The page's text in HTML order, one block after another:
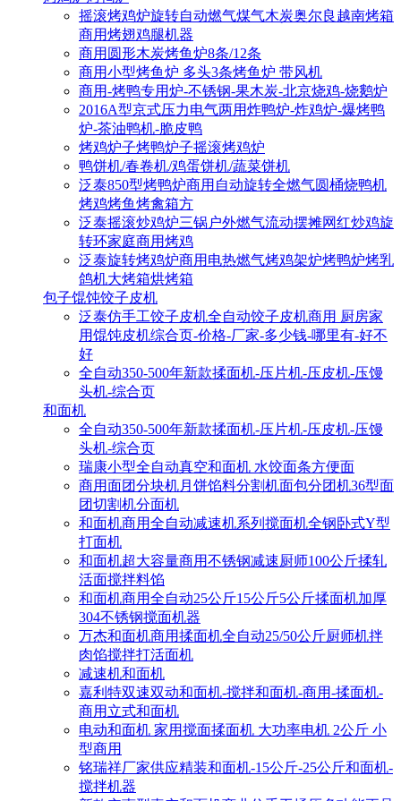
摇滚烤鸡炉旋转自动燃气煤气木炭奥尔良越南烤箱
商用烤翅鸡腿机器
商用圆形木炭烤鱼炉8条/12条
商用小型烤鱼炉 多头3条烤鱼炉 带风机
商用-烤鸭专用炉-不锈钢-果木炭-北京烧鸡-烧鹅炉
2016A型京式压力电气两用炸鸭炉-炸鸡炉-爆烤鸭
炉-茶油鸭机-脆皮鸭
烤鸡炉子烤鸭炉子摇滚烤鸡炉
鸭饼机/春卷机/鸡蛋饼机/蔬菜饼机
泛泰850型烤鸭炉商用自动旋转全燃气圆桶烧鸭机
烤鸡烤鱼烤禽箱方
泛泰摇滚炒鸡炉三锅户外燃气流动摆摊网红炒鸡旋
转环家庭商用烤鸡
泛泰旋转烤鸡炉商用电热燃气烤鸡架炉烤鸭炉烤乳
鸽机大烤箱烘烤箱
包子馄饨饺子皮机
泛泰仿手工饺子皮机全自动饺子皮机商用 厨房家
用馄饨皮机综合页-价格-厂家-多少钱-哪里有-好不
好
全自动350-500年新款揉面机-压片机-压皮机-压馒
头机-综合页
和面机
全自动350-500年新款揉面机-压片机-压皮机-压馒
头机-综合页
瑞康小型全自动真空和面机 水饺面条方便面
商用面团分块机月饼馅料分割机面包分团机36型面
团切割机分面机
和面机商用全自动减速机系列搅面机全钢卧式Y型
打面机
和面机超大容量商用不锈钢减速厨师100公斤揉轧
活面搅拌料馅
和面机商用全自动25公斤15公斤5公斤揉面机加厚
304不锈钢搅面机器
万杰和面机商用揉面机全自动25/50公斤厨师机拌
肉馅搅拌打活面机
减速机和面机
嘉利特双速双动和面机-搅拌和面机-商用-揉面机-
商用立式和面机
电动和面机 家用搅面揉面机 大功率电机 2公斤 小
型商用
铭瑞祥厂家供应精装和面机-15公斤-25公斤和面机-
搅拌机器